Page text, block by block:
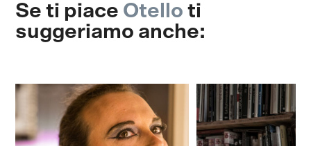
Se ti piace Otello ti
suggeriamo anche: